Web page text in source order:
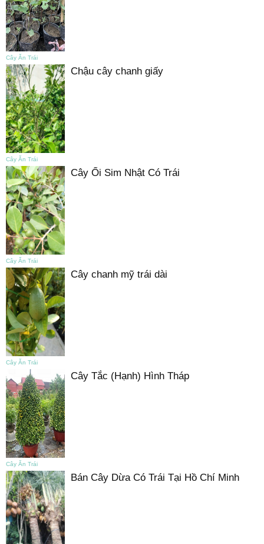
Cây Ăn Trái
Cây Ăn Trái
Chậu cây chanh giấy
Cây Ăn Trái
Cây Ổi Sim Nhật Có Trái
Cây Ăn Trái
Cây chanh mỹ trái dài
Cây Ăn Trái
Cây Tắc (Hạnh) Hình Tháp
Bán Cây Dừa Có Trái Tại Hồ Chí Minh